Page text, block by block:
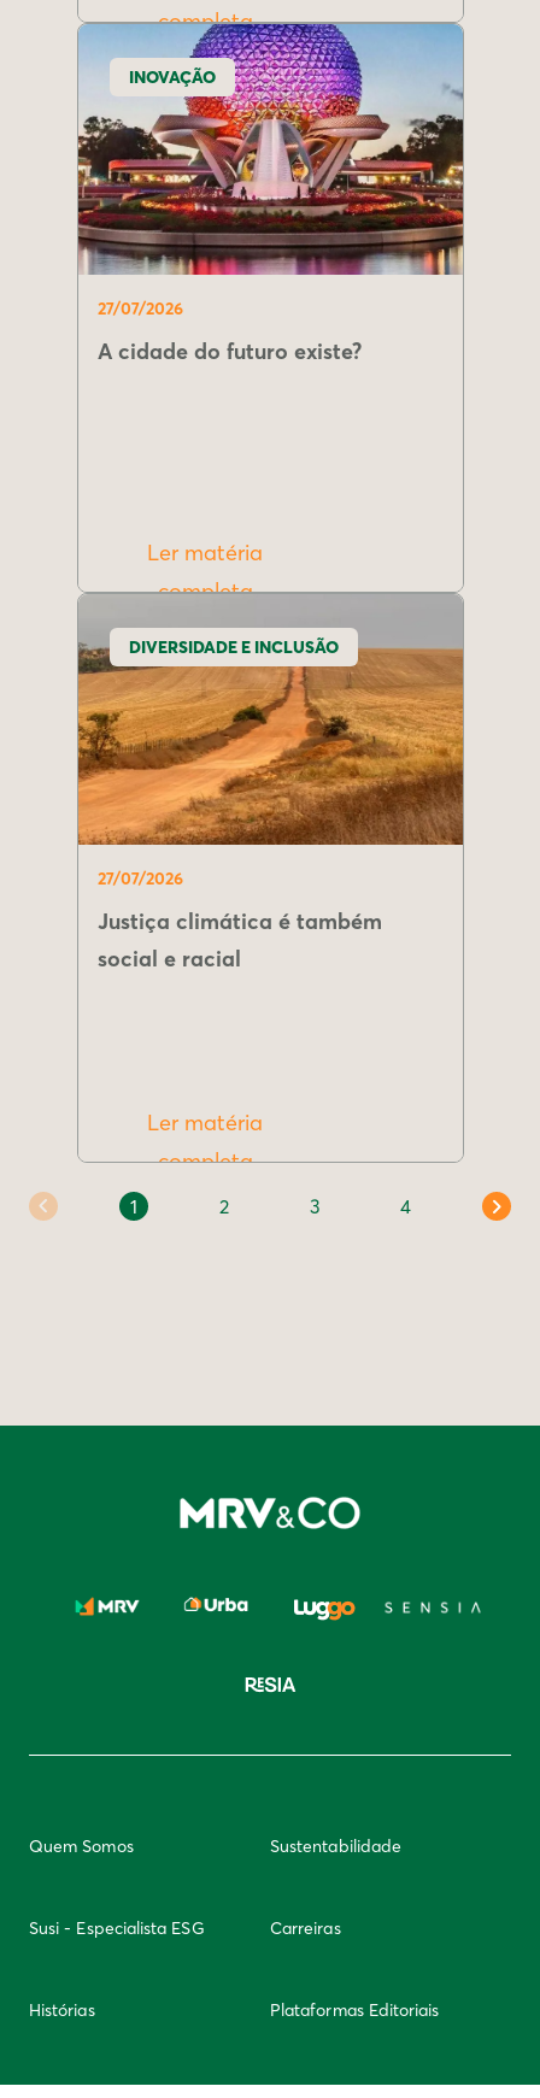
completa
INOVAÇÃO
27/07/2026
A cidade do futuro existe?
Ler matéria
completa
DIVERSIDADE E INCLUSÃO
27/07/2026
Justiça climática é também
social e racial
Ler matéria
completa
1 2 3 4
Quem Somos Sustentabilidade
Susi - Especialista ESG Carreiras
Histórias Plataformas Editoriais
Newsletter Integridade